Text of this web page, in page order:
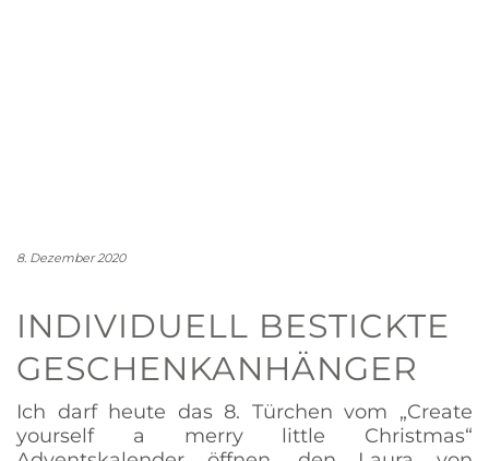
8. Dezember 2020
INDIVIDUELL BESTICKTE
GESCHENKANHÄNGER
Ich darf heute das 8. Türchen vom „Create
yourself a merry little Christmas“